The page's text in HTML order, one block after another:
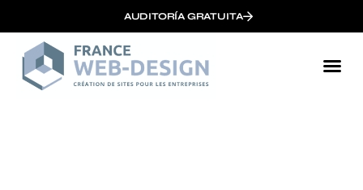
AUDITORÍA GRATUITA